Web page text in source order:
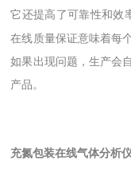
它还提高了可靠性和效率
在线质量保证意味着每个
如果出现问题，生产会
产品。
充氮包装在线气体分析仪